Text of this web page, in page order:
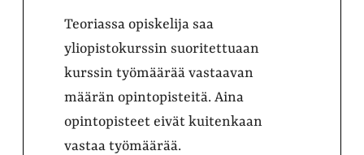
Teoriassa opiskelija saa
yliopistokurssin suoritettuaan
kurssin työmäärää vastaavan
määrän opintopisteitä. Aina
opintopisteet eivät kuitenkaan
vastaa työmäärää.